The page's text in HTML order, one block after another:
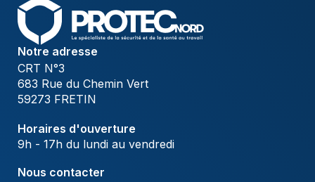
Notre adresse
CRT N°3
683 Rue du Chemin Vert
59273 FRETIN
Horaires d'ouverture
9h - 17h du lundi au vendredi
Nous contacter